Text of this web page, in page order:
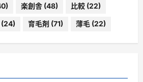
楽創舎 (48) 比較 (22)
(24) 育毛剤 (71) 薄毛 (22)